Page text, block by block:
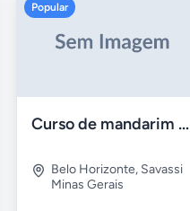
Popular
Curso de mandarim em belo horizonte
Belo Horizonte, Savassi
Minas Gerais